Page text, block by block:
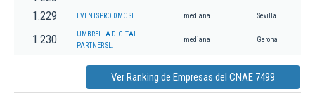
1.229 EVENTSPRO DMC SL. mediana Sevilla
1.230
UMBRELLA DIGITAL
PARTNER SL.
mediana Gerona
Ver Ranking de Empresas del CNAE 7499